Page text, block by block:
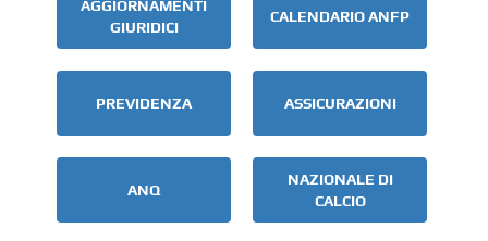
AGGIORNAMENTI
GIURIDICI
CALENDARIO ANFP
PREVIDENZA ASSICURAZIONI
ANQ
NAZIONALE DI
CALCIO